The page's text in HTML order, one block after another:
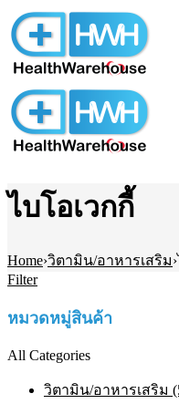
ไบโอเวกกี้
Home›วิตามิน/อาหารเสริม›
Filter
หมวดหมู่สินค้า
All Categories
วิตามิน/อาหารเสริม